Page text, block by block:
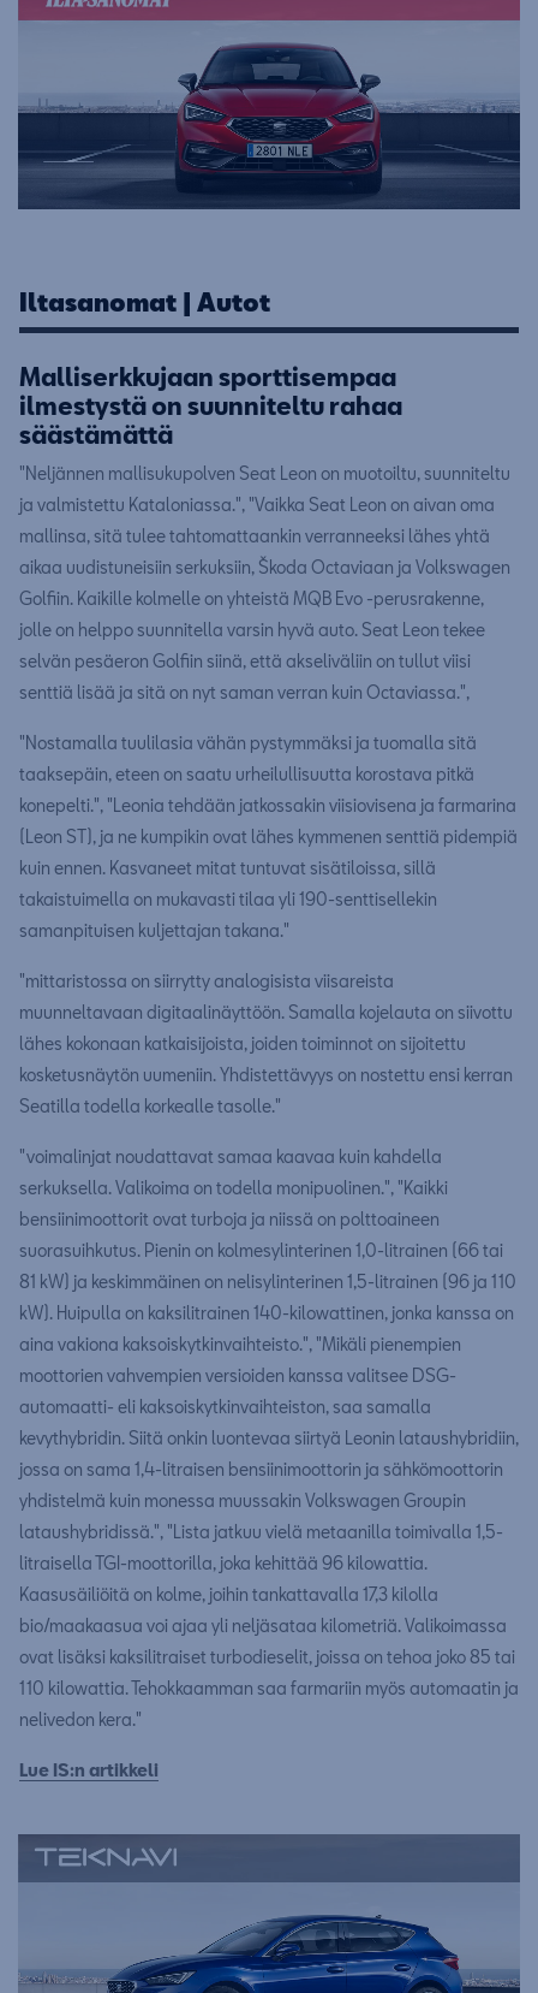
Iltasanomat | Autot
Malliserkkujaan sporttisempaa
ilmestystä on suunniteltu rahaa
säästämättä
"Neljännen mallisukupolven Seat Leon on muotoiltu, suunniteltu
ja valmistettu Kataloniassa.", "Vaikka Seat Leon on aivan oma
mallinsa, sitä tulee tahtomattaankin verranneeksi lähes yhtä
aikaa uudistuneisiin serkuksiin, Škoda Octaviaan ja Volkswagen
Golfiin. Kaikille kolmelle on yhteistä MQB Evo -perusrakenne,
jolle on helppo suunnitella varsin hyvä auto. Seat Leon tekee
selvän pesäeron Golfiin siinä, että akseliväliin on tullut viisi
senttiä lisää ja sitä on nyt saman verran kuin Octaviassa.",
"Nostamalla tuulilasia vähän pystymmäksi ja tuomalla sitä
taaksepäin, eteen on saatu urheilullisuutta korostava pitkä
konepelti.", "Leonia tehdään jatkossakin viisiovisena ja farmarina
(Leon ST), ja ne kumpikin ovat lähes kymmenen senttiä pidempiä
kuin ennen. Kasvaneet mitat tuntuvat sisätiloissa, sillä
takaistuimella on mukavasti tilaa yli 190-senttisellekin
samanpituisen kuljettajan takana."
"mittaristossa on siirrytty analogisista viisareista
muunneltavaan digitaalinäyttöön. Samalla kojelauta on siivottu
lähes kokonaan katkaisijoista, joiden toiminnot on sijoitettu
kosketusnäytön uumeniin. Yhdistettävyys on nostettu ensi kerran
Seatilla todella korkealle tasolle."
"voimalinjat noudattavat samaa kaavaa kuin kahdella
serkuksella. Valikoima on todella monipuolinen.", "Kaikki
bensiinimoottorit ovat turboja ja niissä on polttoaineen
suorasuihkutus. Pienin on kolmesylinterinen 1,0-litrainen (66 tai
81 kW) ja keskimmäinen on nelisylinterinen 1,5-litrainen (96 ja 110
kW). Huipulla on kaksilitrainen 140-kilowattinen, jonka kanssa on
aina vakiona kaksoiskytkinvaihteisto.", "Mikäli pienempien
moottorien vahvempien versioiden kanssa valitsee DSG-
automaatti- eli kaksoiskytkinvaihteiston, saa samalla
kevythybridin. Siitä onkin luontevaa siirtyä Leonin lataushybridiin,
jossa on sama 1,4-litraisen bensiinimoottorin ja sähkömoottorin
yhdistelmä kuin monessa muussakin Volkswagen Groupin
lataushybridissä.", "Lista jatkuu vielä metaanilla toimivalla 1,5-
litraisella TGI-moottorilla, joka kehittää 96 kilowattia.
Kaasusäiliöitä on kolme, joihin tankattavalla 17,3 kilolla
bio/maakaasua voi ajaa yli neljäsataa kilometriä. Valikoimassa
ovat lisäksi kaksilitraiset turbodieselit, joissa on tehoa joko 85 tai
110 kilowattia. Tehokkaamman saa farmariin myös automaatin ja
nelivedon kera."
Lue IS:n artikkeli